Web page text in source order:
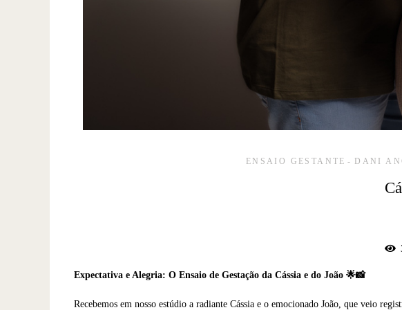
ENSAIO GESTANTE DANI
Expectativa e Alegria: O Ensaio de Gestação da Cássia e do João 🌟📸
Recebemos em nosso estúdio a radiante Cássia e o emocionado João, que veio